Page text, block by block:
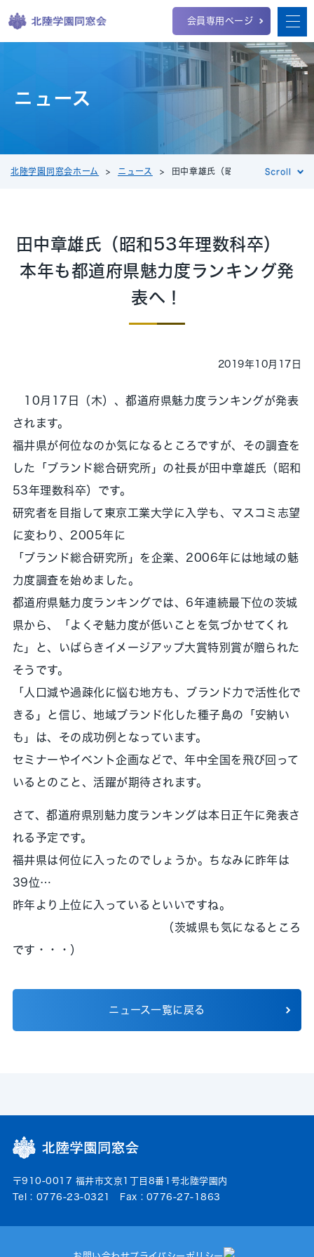
会員専用ページ
ニュース
北陸学園同窓会ホーム ニュース 田中章雄氏（昭和53年理数科卒
田中章雄氏（昭和53年理数科卒）
本年も都道府県魅力度ランキング発
表へ！
2019年10月17日
10月17日（木）、都道府県魅力度ランキングが発表
されます。
福井県が何位なのか気になるところですが、その調査を
した「ブランド総合研究所」の社長が田中章雄氏（昭和
53年理数科卒）です。
研究者を目指して東京工業大学に入学も、マスコミ志望
に変わり、2005年に
「ブランド総合研究所」を企業、2006年には地域の魅
力度調査を始めました。
都道府県魅力度ランキングでは、6年連続最下位の茨城
県から、「よくぞ魅力度が低いことを気づかせてくれ
た」と、いばらきイメージアップ大賞特別賞が贈られた
そうです。
「人口減や過疎化に悩む地方も、ブランド力で活性化で
きる」と信じ、地域ブランド化した種子島の「安納い
も」は、その成功例となっています。
セミナーやイベント企画などで、年中全国を飛び回って
いるとのこと、活躍が期待されます。
さて、都道府県別魅力度ランキングは本日正午に発表さ
れる予定です。
福井県は何位に入ったのでしょうか。ちなみに昨年は
39位…
昨年より上位に入っているといいですね。
（茨城県も気になるところ
です・・・）
ニュース一覧に戻る
〒910-0017 福井市文京1丁目8番1号北陸学園内
Tel：0776-23-0321 Fax：0776-27-1863